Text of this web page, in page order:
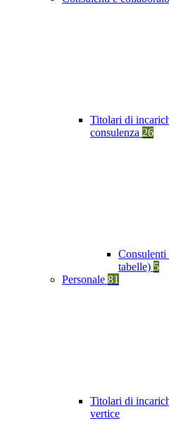
Titolari di
consulenza 26
Consulenti
tabelle) 5
Personale 81
Titolari di
vertice